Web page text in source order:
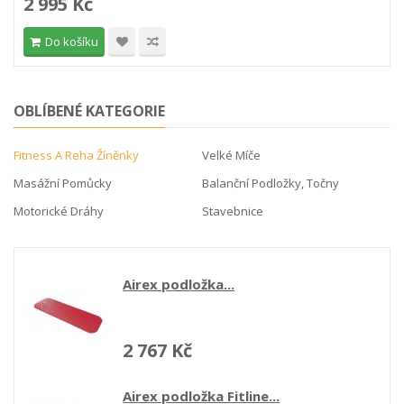
OBLÍBENÉ KATEGORIE
Fitness A Reha Žíněnky
Velké Míče
Masážní Pomůcky
Balanční Podložky, Točny
Motorické Dráhy
Stavebnice
Airex Balance Pad XL...